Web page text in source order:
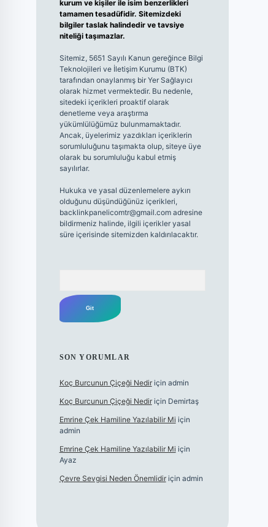
kurum ve kişiler ile isim benzerlikleri
tamamen tesadüfidir. Sitemizdeki
bilgiler taslak halindedir ve tavsiye
niteliği taşımazlar.
Sitemiz, 5651 Sayılı Kanun gereğince Bilgi
Teknolojileri ve İletişim Kurumu (BTK)
tarafından onaylanmış bir Yer Sağlayıcı
olarak hizmet vermektedir. Bu nedenle,
sitedeki içerikleri proaktif olarak
denetleme veya araştırma
yükümlülüğümüz bulunmamaktadır.
Ancak, üyelerimiz yazdıkları içeriklerin
sorumluluğunu taşımakta olup, siteye üye
olarak bu sorumluluğu kabul etmiş
sayılırlar.
Hukuka ve yasal düzenlemelere aykırı
olduğunu düşündüğünüz içerikleri,
backlinkpanelicomtr@gmail.comadresine
bildirmeniz halinde, ilgili içerikler yasal
süre içerisinde sitemizden kaldırılacaktır.
SON YORUMLAR
Koç Burcunun Çiçeği Nediriçin admin
Koç Burcunun Çiçeği Nediriçin Demirtaş
Emrine Çek Hamiline Yazılabilir Mi için
admin
Emrine Çek Hamiline Yazılabilir Mi için
Ayaz
Çevre Sevgisi Neden Önemlidiriçin admin